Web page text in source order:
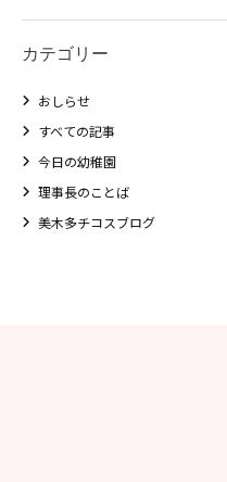
カテゴリー
おしらせ
すべての記事
今日の幼稚園
理事長のことば
美木多チコスブログ